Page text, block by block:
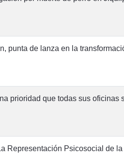
punta de lanza en la
prioridad que todas sus
Representación Psicosocial de